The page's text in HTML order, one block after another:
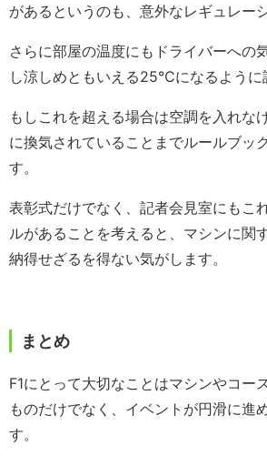
があるというのも、意外なレギュレー
さらに部屋の温度にもドライバーへの
し涼しめともいえる25℃になるように
もしこれを超える場合は空調を入れな
に換気されていることまでルールブッ
す。
表彰式だけでなく、記者会見室にもこ
ルがあることを考えると、マシンに関
納得せざるを得ない気がします。
まとめ
F1にとって大切なことはマシンやコー
ものだけでなく、イベントが円滑に進
す。